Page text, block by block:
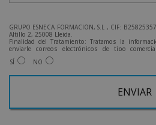
GRUPO ESNECA FORMACIÓN, S.L , CIF:
Altillo 2, 25008 Lleida.
Finalidad del Tratamiento: Tratamos la
enviarle correos electrónicos de tipo
ofrecidos y otros tipo de productos que fueran de
Legitimación del tratamiento: Consentimiento del
a la dirección admin@grupoesneca.com.
Desea recibir información comercial (vía telefónica
SÍ NO